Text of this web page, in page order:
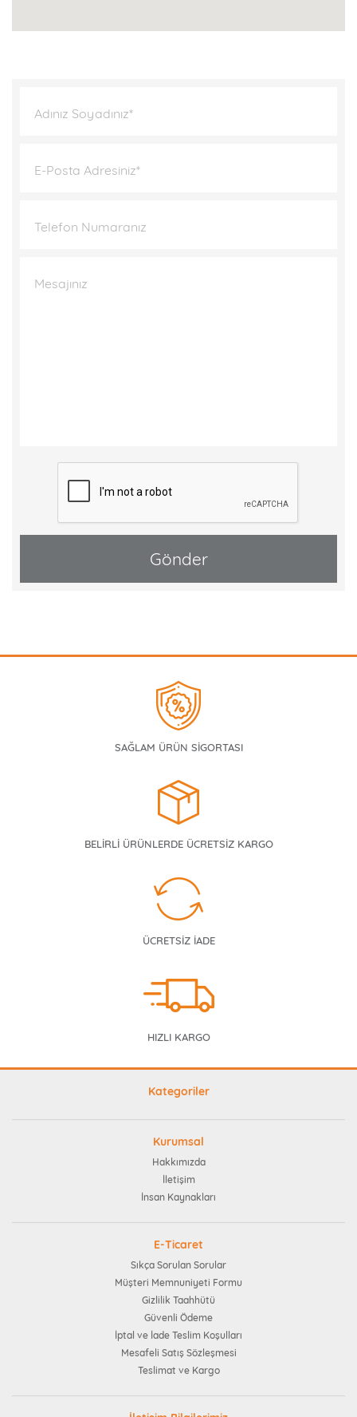
Adınız Soyadınız*
E-Posta Adresiniz*
Telefon Numaranız
Mesajınız
SAĞLAM ÜRÜN SİGORTASI
BELİRLİ ÜRÜNLERDE ÜCRETSİZ KARGO
ÜCRETSİZ İADE
HIZLI KARGO
Kategoriler
Kurumsal
Hakkımızda
İletişim
İnsan Kaynakları
E-Ticaret
Sıkça Sorulan Sorular
Müşteri Memnuniyeti Formu
Gizlilik Taahhütü
Güvenli Ödeme
İptal ve İade Teslim Koşulları
Mesafeli Satış Sözleşmesi
Teslimat ve Kargo